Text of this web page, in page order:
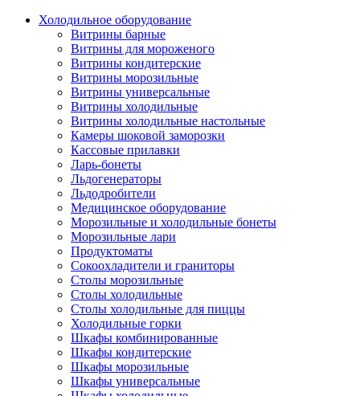
Холодильное оборудование
Витрины барные
Витрины для мороженого
Витрины кондитерские
Витрины морозильные
Витрины универсальные
Витрины холодильные
Витрины холодильные настольные
Камеры шоковой заморозки
Кассовые прилавки
Ларь-бонеты
Льдогенераторы
Льдодробители
Медицинское оборудование
Морозильные и холодильные бонеты
Морозильные лари
Продуктоматы
Сокоохладители и граниторы
Столы морозильные
Столы холодильные
Столы холодильные для пиццы
Холодильные горки
Шкафы комбинированные
Шкафы кондитерские
Шкафы морозильные
Шкафы универсальные